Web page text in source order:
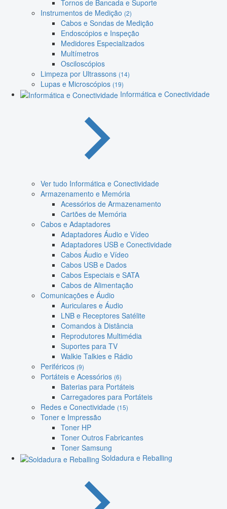
Tornos de Bancada e Suporte
Instrumentos de Medição (2)
Cabos e Sondas de Medição
Endoscópios e Inspeção
Medidores Especializados
Multímetros
Osciloscópios
Limpeza por Ultrassons (14)
Lupas e Microscópios (19)
Informática e Conectividade
Ver tudo Informática e Conectividade
Armazenamento e Memória
Acessórios de Armazenamento
Cartões de Memória
Cabos e Adaptadores
Adaptadores Áudio e Vídeo
Adaptadores USB e Conectividade
Cabos Áudio e Vídeo
Cabos USB e Dados
Cabos Especiais e SATA
Cabos de Alimentação
Comunicações e Áudio
Auriculares e Áudio
LNB e Receptores Satélite
Comandos à Distância
Reprodutores Multimédia
Suportes para TV
Walkie Talkies e Rádio
Periféricos (9)
Portáteis e Acessórios (6)
Baterias para Portáteis
Carregadores para Portáteis
Redes e Conectividade (15)
Toner e Impressão
Toner HP
Toner Outros Fabricantes
Toner Samsung
Soldadura e Reballing